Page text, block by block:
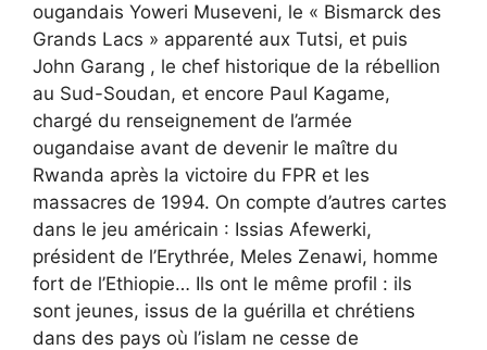
ougandais Yoweri Museveni, le « Bismarck des
Grands Lacs » apparenté aux Tutsi, et puis
John Garang , le chef historique de la rébellion
au Sud-Soudan, et encore Paul Kagame,
chargé du renseignement de l’armée
ougandaise avant de devenir le maître du
Rwanda après la victoire du FPR et les
massacres de 1994. On compte d’autres cartes
dans le jeu américain : Issias Afewerki,
président de l’Erythrée, Meles Zenawi, homme
fort de l’Ethiopie… Ils ont le même profil : ils
sont jeunes, issus de la guérilla et chrétiens
dans des pays où l’islam ne cesse de